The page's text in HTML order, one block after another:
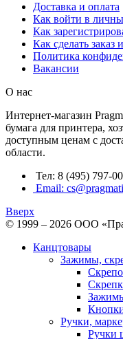
Доставка и оплата
Как войти в
Как
Как сделать заказ
Политика
Вакансии
О нас
Интернет-магазин
бумага для принтера,
доступным ценам с
области.
Тел: 8 (495) 797-
Email:
Вверх
© 1999 – 2026 ООО
Канцтовары
Зажимы,
Ручки,
Ручки